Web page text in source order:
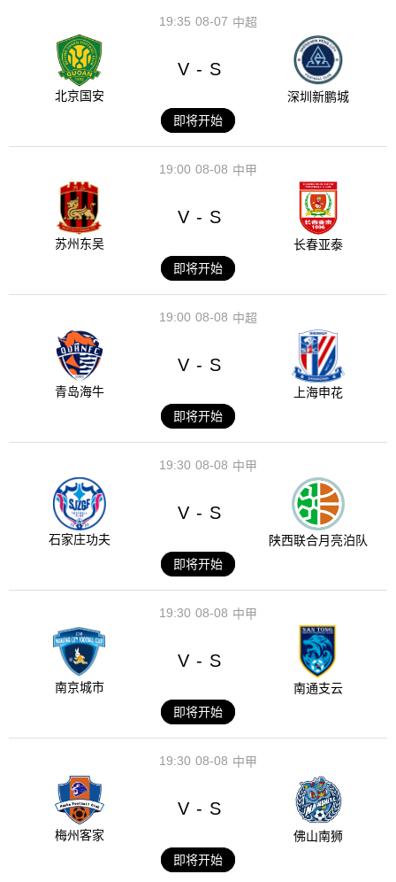
08-07
19:35 中超
北京国安
V - S
深圳新鹏城
即将开始
08-08
19:00 中甲
苏州东吴
V - S
长春亚泰
即将开始
08-08
19:00 中超
青岛海牛
V - S
上海申花
即将开始
08-08
19:30 中甲
石家庄功夫
V - S
陕西联合月亮泊队
即将开始
08-08
19:30 中甲
南京城市
V - S
南通支云
即将开始
08-08
19:30 中甲
梅州客家
V - S
佛山南狮
即将开始